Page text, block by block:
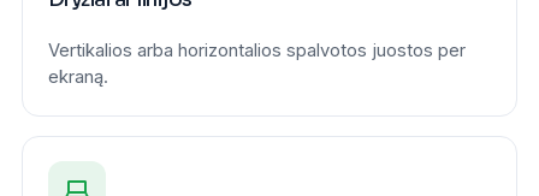
Vertikalios arba horizontalios spalvotos juostos per
ekraną.